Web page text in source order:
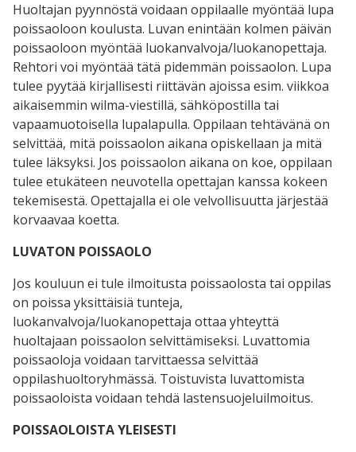
Huoltajan pyynnöstä voidaan oppilaalle myöntää lupa
poissaoloon koulusta. Luvan enintään kolmen päivän
poissaoloon myöntää luokanvalvoja/luokanopettaja.
Rehtori voi myöntää tätä pidemmän poissaolon. Lupa
tulee pyytää kirjallisesti riittävän ajoissa esim. viikkoa
aikaisemmin wilma-viestillä, sähköpostilla tai
vapaamuotoisella lupalapulla. Oppilaan tehtävänä on
selvittää, mitä poissaolon aikana opiskellaan ja mitä
tulee läksyksi. Jos poissaolon aikana on koe, oppilaan
tulee etukäteen neuvotella opettajan kanssa kokeen
tekemisestä. Opettajalla ei ole velvollisuutta järjestää
korvaavaa koetta.
LUVATON POISSAOLO
Jos kouluun ei tule ilmoitusta poissaolosta tai oppilas
on poissa yksittäisiä tunteja,
luokanvalvoja/luokanopettaja ottaa yhteyttä
huoltajaan poissaolon selvittämiseksi. Luvattomia
poissaoloja voidaan tarvittaessa selvittää
oppilashuoltoryhmässä. Toistuvista luvattomista
poissaoloista voidaan tehdä lastensuojeluilmoitus.
POISSAOLOISTA YLEISESTI